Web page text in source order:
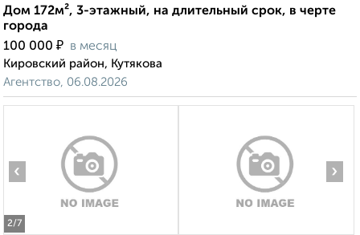
Дом 172м², 3-этажный, на длительный срок, в черте
города
100 000 ₽ в месяц
Кировский район, Кутякова
Агентство, 06.08.2026
2/7
‹ ›